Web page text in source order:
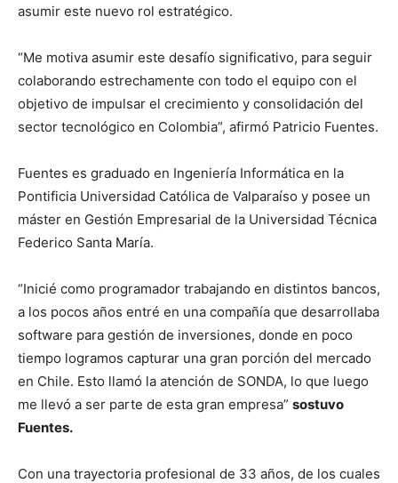
asumir este nuevo rol estratégico.
“Me motiva asumir este desafío significativo, para seguir
colaborando estrechamente con todo el equipo con el
objetivo de impulsar el crecimiento y consolidación del
sector tecnológico en Colombia”, afirmó Patricio Fuentes.
Fuentes es graduado en Ingeniería Informática en la
Pontificia Universidad Católica de Valparaíso y posee un
máster en Gestión Empresarial de la Universidad Técnica
Federico Santa María.
“Inicié como programador trabajando en distintos bancos,
a los pocos años entré en una compañía que desarrollaba
software para gestión de inversiones, donde en poco
tiempo logramos capturar una gran porción del mercado
en Chile. Esto llamó la atención de SONDA, lo que luego
me llevó a ser parte de esta gran empresa” sostuvo
Fuentes.
Con una trayectoria profesional de 33 años, de los cuales